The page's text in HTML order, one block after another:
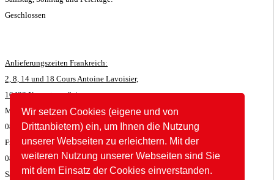
Wir setzen Cookies (eigene und von
Drittanbietern) ein, um Ihnen die Nutzung
unserer Webseiten zu erleichtern. Mit der
weiteren Nutzung unserer Webseiten sind Sie
mit dem Einsatz der Cookies einverstanden.
Geschlossen
Anlieferungszeiten Frankreich:
2, 8, 14 und 18 Cours Antoine Lavoisier,
10400 Nogent-sur-Seine:
Montag - Donnerstag:
08:00 - 11:45 Uhr und 12:50 - 16:35 Uhr
Freitag:
08:00 - 11:45 Uhr und 12:50 - 15:35 Uhr
Samstag, Sonntag und Feiertage: